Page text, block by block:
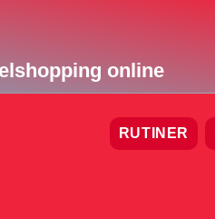
online
RUTINER